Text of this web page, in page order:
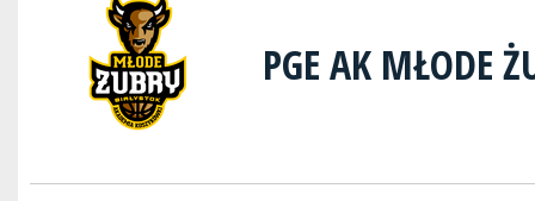
PGE AK MŁODE